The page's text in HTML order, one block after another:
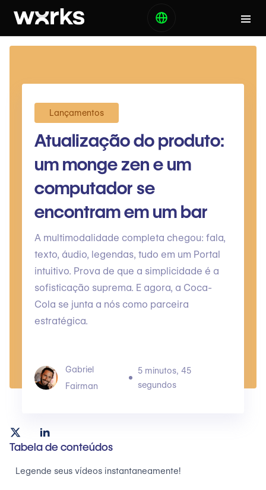
Lançamentos
Atualização do produto:
um monge zen e um
computador se
encontram em um bar
A multimodalidade completa chegou: fala,
texto, áudio, legendas, tudo em um Portal
intuitivo. Prova de que a simplicidade é a
sofisticação suprema. E agora, a Coca-
Cola se junta a nós como parceira
estratégica.
Gabriel
Fairman
5 minutos, 45
segundos
Tabela de conteúdos
Legende seus vídeos instantaneamente!